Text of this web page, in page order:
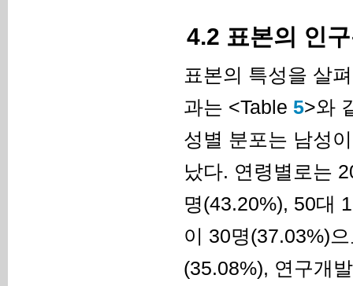
4.2 표본의 인
표본의 특성을 살
과는 <Table 5>와
성별 분포는 남성
났다. 연령별로는
명(43.20%), 50대
이 30명(37.03%)
(35.08%), 연구개